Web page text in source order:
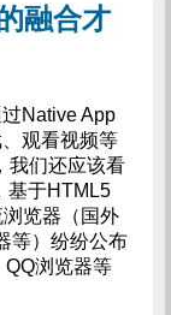
融合才
Native App
观看视频等
我们还应该看
基于HTML5
览器（国外
等）纷纷公布
浏览器等